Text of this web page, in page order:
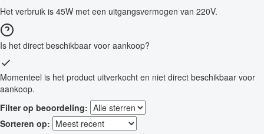
Het verbruik is 45W met een uitgangsvermogen van 220V.
Is het direct beschikbaar voor aankoop?
Momenteel is het product uitverkocht en niet direct beschikbaar voor
aankoop.
Filter op beoordeling:
Sorteren op: